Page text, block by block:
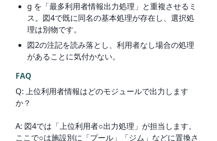
g を「最多利用者情報出力処理」と重複させるミ
ス。図4で既に同名の基本処理が存在し、選択処
理は別物です。
図2の注記を読み落とし、利用者なし場合の処理
があることに気付かない。
FAQ
Q: 上位利用者情報はどのモジュールで出力します
か？
A: 図4では「上位利用者○出力処理」が担当します。
ここで○は施設別に「プール」「ジム」などに置換さ